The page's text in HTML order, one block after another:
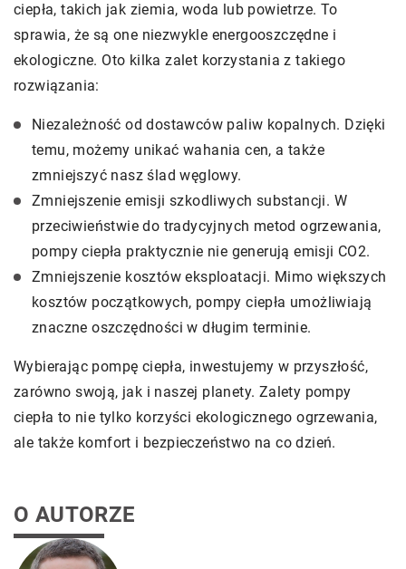
ciepła, takich jak ziemia, woda lub powietrze. To
sprawia, że są one niezwykle energooszczędne i
ekologiczne. Oto kilka zalet korzystania z takiego
rozwiązania:
Niezależność od dostawców paliw kopalnych. Dzięki
temu, możemy unikać wahania cen, a także
zmniejszyć nasz ślad węglowy.
Zmniejszenie emisji szkodliwych substancji. W
przeciwieństwie do tradycyjnych metod ogrzewania,
pompy ciepła praktycznie nie generują emisji CO2.
Zmniejszenie kosztów eksploatacji. Mimo większych
kosztów początkowych, pompy ciepła umożliwiają
znaczne oszczędności w długim terminie.
Wybierając pompę ciepła, inwestujemy w przyszłość,
zarówno swoją, jak i naszej planety. Zalety pompy
ciepła to nie tylko korzyści ekologicznego ogrzewania,
ale także komfort i bezpieczeństwo na co dzień.
O AUTORZE